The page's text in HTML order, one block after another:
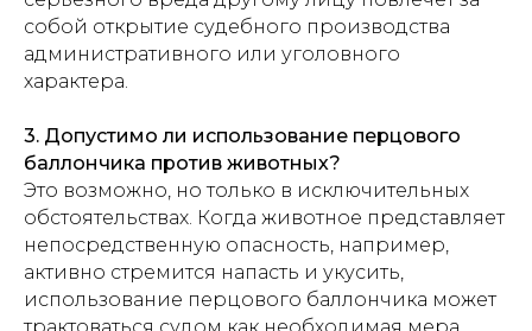
собой открытие судебного производства
административного или уголовного
характера.
3. Допустимо ли использование перцового
баллончика против животных?
Это возможно, но только в исключительных
обстоятельствах. Когда животное представляет
непосредственную опасность, например,
активно стремится напасть и укусить,
использование перцового баллончика может